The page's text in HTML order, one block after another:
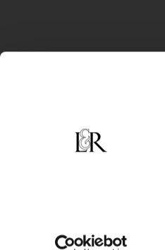
Subfooter
Handelsbetingelser